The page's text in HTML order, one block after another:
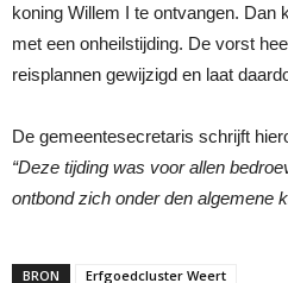
koning Willem I te ontvangen. Dan
met een onheilstijding. De vorst
reisplannen gewijzigd en laat
De gemeentesecretaris schrijft
“Deze tijding was voor allen
ontbond zich onder den algemene
BRON Erfgoedcluster Weert